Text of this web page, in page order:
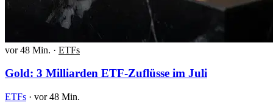
vor 48 Min. · ETFs
Gold: 3 Milliarden ETF-Zuflüsse im Juli
ETFs · vor 48 Min.